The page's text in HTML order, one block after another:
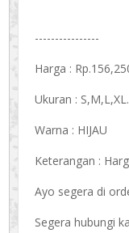
----------------
Harga :
Ukuran :
Warna : HIJAU
Keterangan :
Ayo segera di
Segera hubungi